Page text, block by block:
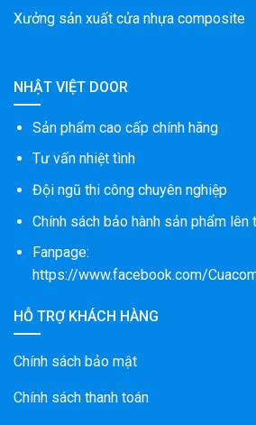
Xưởng sản xuất cửa nhựa composite
NHẬT VIỆT DOOR
Sản phẩm cao cấp chính hãng
Tư vấn nhiệt tình
Đội ngũ thi công chuyên nghiệp
Chính sách bảo hành sản phẩm lên
Fanpage:
https://www.facebook.com/
HỖ TRỢ KHÁCH HÀNG
Chính sách bảo mật
Chính sách thanh toán